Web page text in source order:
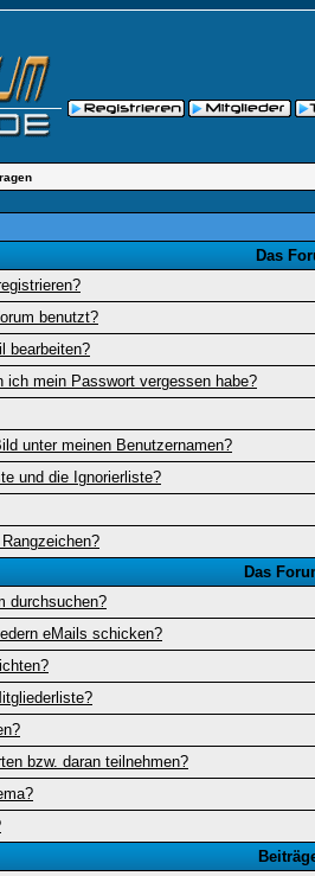
Das
benutzt?
bearbeiten?
ich mein Passwort vergessen habe?
unter meinen Benutzernamen?
und die Ignorierliste?
Das
durchsuchen?
eMails schicken?
bzw. daran teilnehmen?